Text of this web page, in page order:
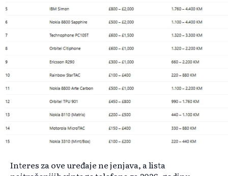
Interes za ove uređaje ne jenjava, a lista